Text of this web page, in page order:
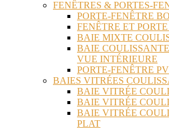
FENÊTRES & PORTES-
PORTE-FENÊTRE
FENÊTRE ET
BAIE MIXTE
BAIE
VUE INTÉRIEURE
PORTE-FENÊTRE
BAIES VITRÉES
BAIE VITRÉE
BAIE VITRÉE
BAIE VITRÉE
PLAT